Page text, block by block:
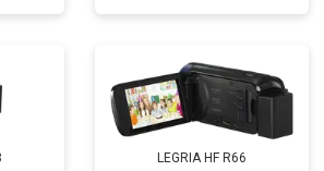
LEGRIA HF R66